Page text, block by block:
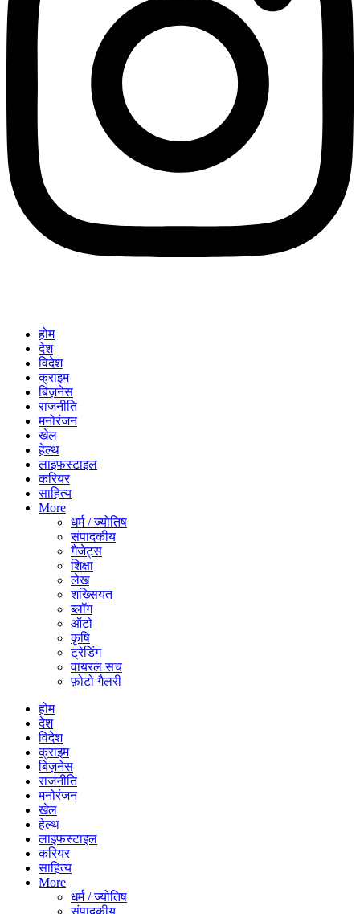
होम
देश
विदेश
क्राइम
बिज़नेस
राजनीति
मनोरंजन
खेल
हेल्थ
लाइफस्टाइल
करियर
साहित्य
More
धर्म / ज्योतिष
संपादकीय
गैजेट्स
शिक्षा
लेख
शख्सियत
ब्लॉग
ऑटो
कृषि
ट्रेडिंग
वायरल सच
फ़ोटो गैलरी
होम
देश
विदेश
क्राइम
बिज़नेस
राजनीति
मनोरंजन
खेल
हेल्थ
लाइफस्टाइल
करियर
साहित्य
More
धर्म / ज्योतिष
संपादकीय